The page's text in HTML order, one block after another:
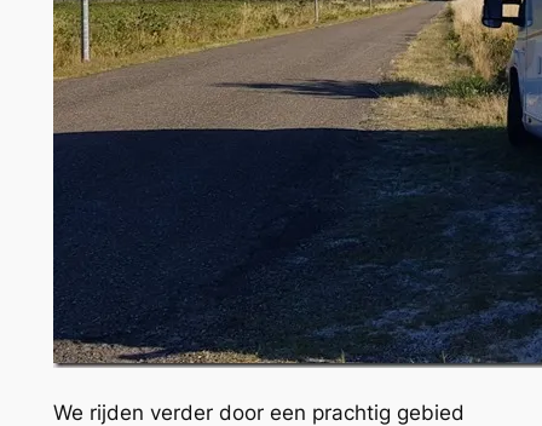
We rijden verder door een prachtig gebied